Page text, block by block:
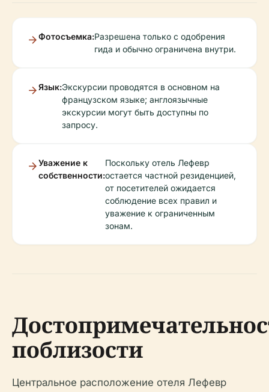
Фотосъемка:Разрешена только с одобрения
гида и обычно ограничена внутри.
Язык:Экскурсии проводятся в основном на
французском языке; англоязычные
экскурсии могут быть доступны по
запросу.
Уважение к
собственности:
Поскольку отель Лефевр
остается частной резиденцией,
от посетителей ожидается
соблюдение всех правил и
уважение к ограниченным
зонам.
поблизости
Центральное расположение отеля Лефевр